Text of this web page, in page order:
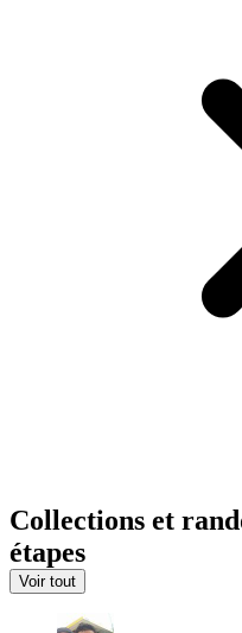
Collections et
étapes
Voir tout